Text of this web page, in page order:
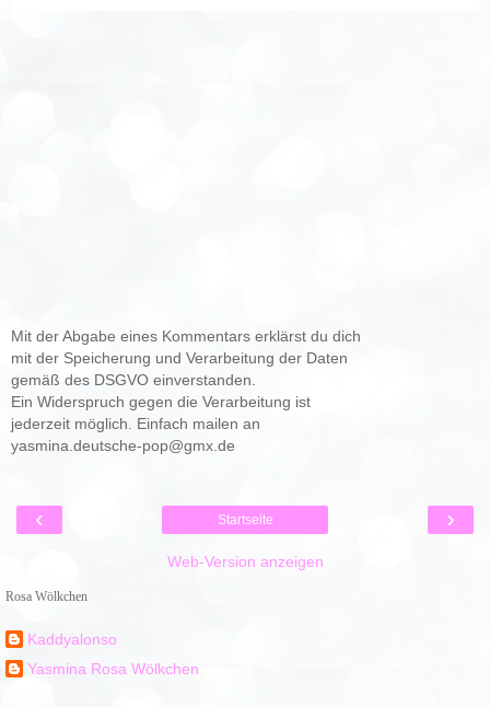
Mit der Abgabe eines Kommentars erklärst du dich
mit der Speicherung und Verarbeitung der Daten
gemäß des DSGVO einverstanden.
Ein Widerspruch gegen die Verarbeitung ist
jederzeit möglich. Einfach mailen an
yasmina.deutsche-pop@gmx.de
‹ ›
Startseite
Web-Version anzeigen
Rosa Wölkchen
Kaddyalonso
Yasmina Rosa Wölkchen